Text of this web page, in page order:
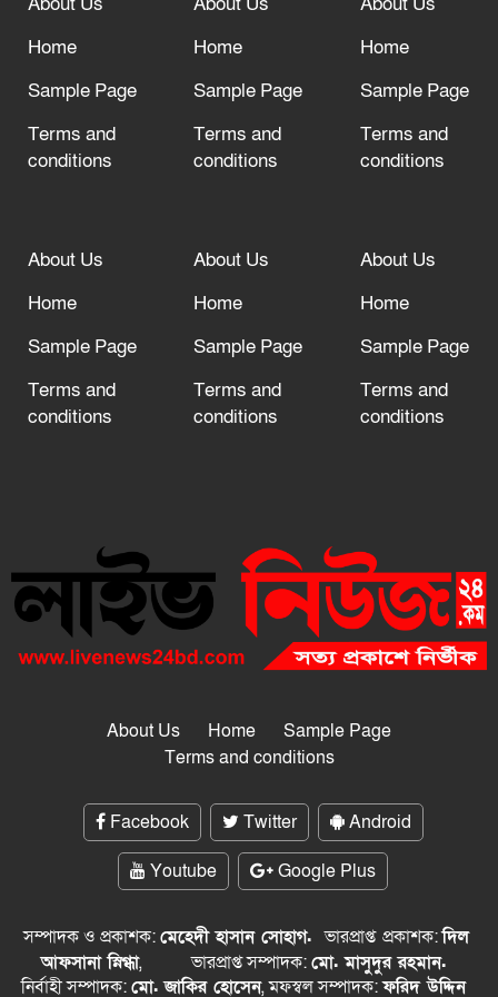
দরজা খোলা রেখেছেন
Home
Sample Page
Terms and
conditions
Home
Sample Page
Terms and
conditions
Home
Sample Page
Terms and
conditions
About Us
Home
Sample Page
Terms and
conditions
About Us
Home
Sample Page
Terms and
conditions
About Us
Home
Sample Page
Terms and
conditions
About Us Home
Sample Page
Terms and conditions
Facebook Twitter
Android
Youtube
Google Plus
সম্পাদক ও প্রকাশক:মেহেদী হাসান সোহাগ.ভারপ্রাপ্ত প্রকাশক:দিল
আফসানা স্নিগ্ধা, ভারপ্রাপ্ত সম্পাদক:মো. মাসুদুর রহমান.
নির্বাহী সম্পাদক:মো. জাকির হোসেন, মফস্বল সম্পাদক:ফরিদ উদ্দিন